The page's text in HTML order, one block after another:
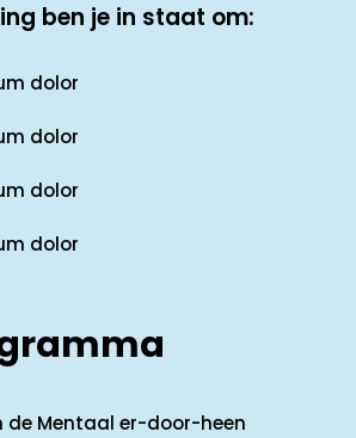
ben je in staat om:
dolor
dolor
dolor
dolor
de Mentaal er-door-heen